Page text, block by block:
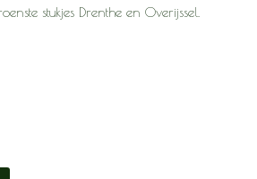
stukjes Drenthe en Overijssel.